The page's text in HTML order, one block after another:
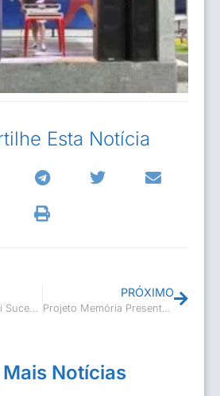
Esta Notícia
Luau da Cultura foi Sucesso
PRÓXIMO
Projeto Memória Presente – Poeta Lucildes Aguiar
Mais Notícias